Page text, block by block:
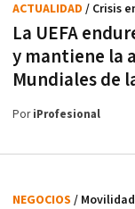
La UEFA
y mantiene la
Mundiales de
ACTUALIDAD / Crisis
PoriProfesional
NEGOCIOS /